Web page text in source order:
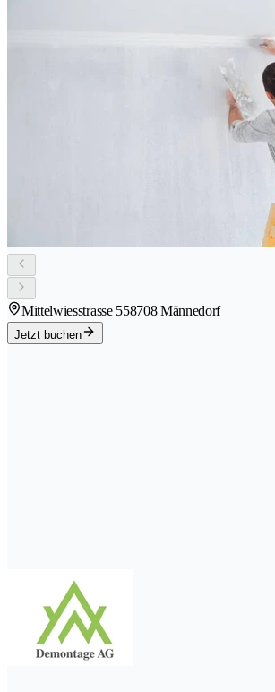
Mittelwiesstrasse 558708 Männedorf
Jetzt buchen